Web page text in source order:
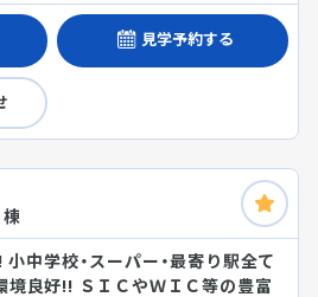
見学予約する
中学校・スーパー・最寄り駅全て
境良好!! ＳＩＣやＷＩＣ等の豊富